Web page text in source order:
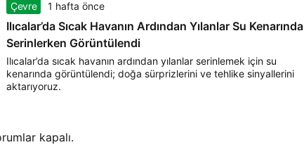
Çevre 1 hafta önce
Ilıcalar’da Sıcak Havanın Ardından Yılanlar Su Kenarında
Serinlerken Görüntülendi
Ilıcalar’da sıcak havanın ardından yılanlar serinlemek için su
kenarında görüntülendi; doğa sürprizlerini ve tehlike sinyallerini
aktarıyoruz.
kapalı.